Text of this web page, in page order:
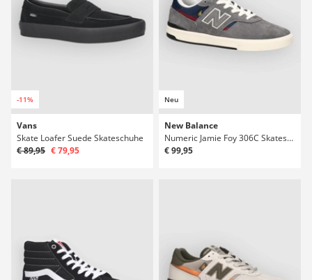
-11%
Vans
Skate Loafer Suede Skateschuhe
€ 89,95 € 79,95
Neu
New Balance
Numeric Jamie Foy 306C Skateschuhe
€ 99,95